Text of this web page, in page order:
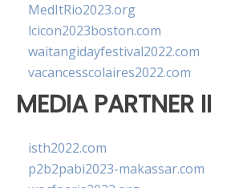
MedItRio2023.org
lcicon2023boston.com
waitangidayfestival2022.com
vacancesscolaires2022.com
MEDIA PARTNER II
isth2022.com
p2b2pabi2023-makassar.com